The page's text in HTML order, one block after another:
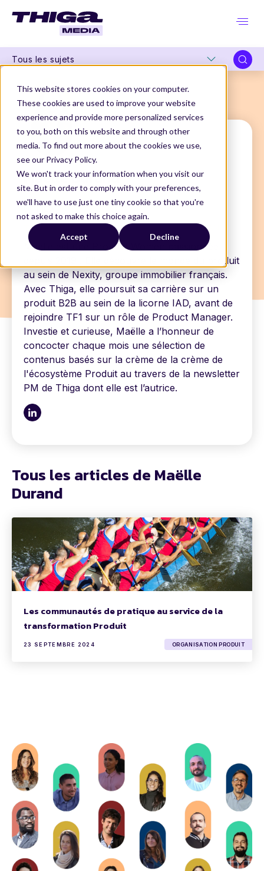
This website stores cookies on your computer.
These cookies are used to improve your website
experience and provide more personalized services
to you, both on this website and through other
media. To find out more about the cookies we use,
see our Privacy Policy.
We won't track your information when you visit our
site. But in order to comply with your preferences,
we'll have to use just one tiny cookie so that you're
not asked to make this choice again.
Accept Decline
Tous les sujets
THIGA MEDIA NOS AUTEURS MAËLLE DURAND
Maëlle Durand
Product Manager
Maëlle est une Product Women passionnée
depuis 2019 ! Elle découvre le monde du produit
au sein de Nexity, groupe immobilier français.
Avec Thiga, elle poursuit sa carrière sur un
produit B2B au sein de la licorne IAD, avant de
rejoindre TF1 sur un rôle de Product Manager.
Investie et curieuse, Maëlle a l’honneur de
concocter chaque mois une sélection de
contenus basés sur la crème de la crème de
l'écosystème Produit au travers de la newsletter
PM de Thiga dont elle est l’autrice.
Tous les articles de Maëlle
Durand
Les communautés de pratique au service de la
transformation Produit
23 SEPTEMBRE 2024 ORGANISATION PRODUIT